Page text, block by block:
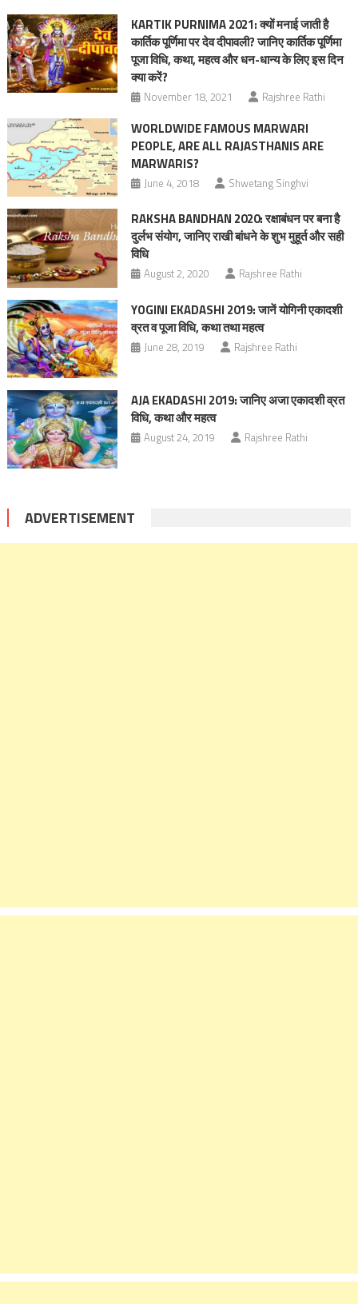
KARTIK PURNIMA 2021: क्यों मनाई जाती है
कार्तिक पूर्णिमा पर देव दीपावली? जानिए कार्तिक पूर्णिमा
पूजा विधि, कथा, महत्व और धन-धान्य के लिए इस दिन
क्या करें?
November 18, 2021 Rajshree Rathi
WORLDWIDE FAMOUS MARWARI
PEOPLE, ARE ALL RAJASTHANIS ARE
MARWARIS?
June 4, 2018 Shwetang Singhvi
RAKSHA BANDHAN 2020: रक्षाबंधन पर बना है
दुर्लभ संयोग, जानिए राखी बांधने के शुभ मुहूर्त और सही
विधि
August 2, 2020 Rajshree Rathi
YOGINI EKADASHI 2019: जानें योगिनी एकादशी
व्रत व पूजा विधि, कथा तथा महत्व
June 28, 2019 Rajshree Rathi
AJA EKADASHI 2019: जानिए अजा एकादशी व्रत
विधि, कथा और महत्व
August 24, 2019 Rajshree Rathi
ADVERTISEMENT